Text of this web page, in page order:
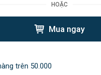
HOẶC
Mua ngay
trên 50.000